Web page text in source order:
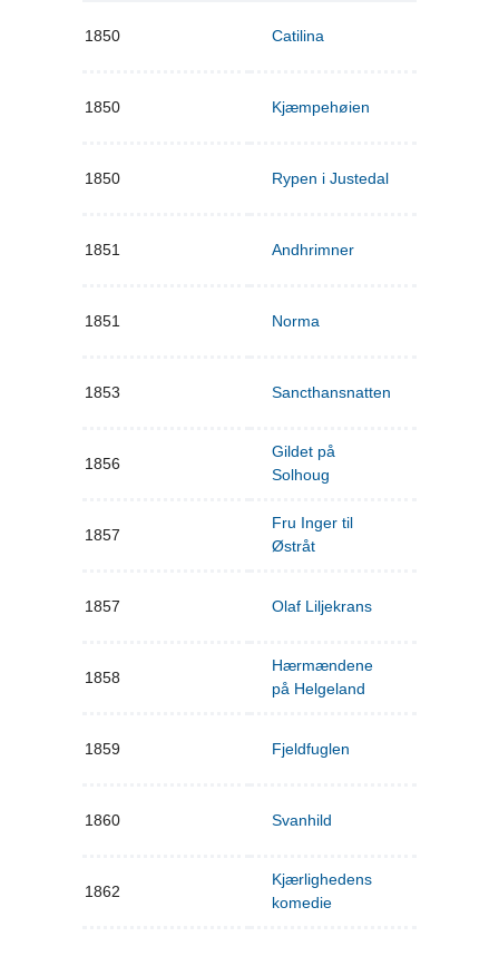
1850 Catilina
1850 Kjæmpehøien
1850 Rypen i Justedal
1851 Andhrimner
1851 Norma
1853 Sancthansnatten
1856
Gildet på
Solhoug
1857
Fru Inger til
Østråt
1857 Olaf Liljekrans
1858
Hærmændene
på Helgeland
1859 Fjeldfuglen
1860 Svanhild
1862
Kjærlighedens
komedie